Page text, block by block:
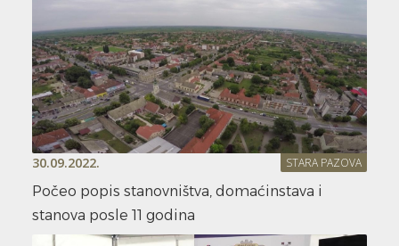
30.09.2022. STARA PAZOVA
Počeo popis stanovništva, domaćinstava i
stanova posle 11 godina